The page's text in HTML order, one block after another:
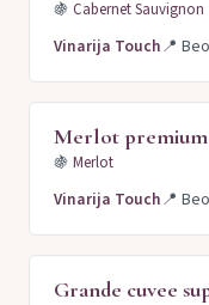
🍇 Cabernet Sauvignon
Vinarija Touch📍
Merlot
🍇 Merlot
Vinarija Touch📍
Grande cuvee